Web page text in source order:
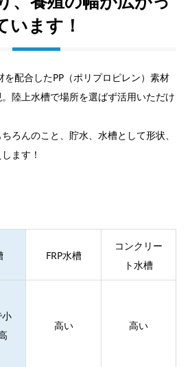
います！
を配合したPP（ポリプロピレン）素材
陸上水槽で場所を選ばず活用いただけ
ろんのこと、貯水、水槽として形状、
ます！
FRP水槽
コンクリー
ト水槽
高い 高い